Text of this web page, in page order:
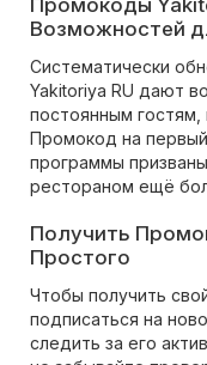
Возможностей
Систематически
Yakitoriya RU дают
постоянным
Промокод на
программы
рестораном ещё
Получить
Простого
Чтобы получить
подписаться на
следить за его